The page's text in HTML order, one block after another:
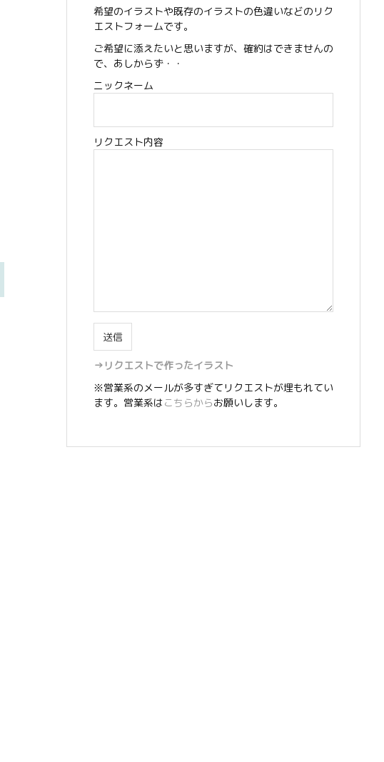
希望のイラストや既存のイラストの色違いなどのリク
エストフォームです。
ご希望に添えたいと思いますが、確約はできませんの
で、あしからず・・
ニックネーム
リクエスト内容
→リクエストで作ったイラスト
※営業系のメールが多すぎてリクエストが埋もれてい
ます。営業系はこちらからお願いします。